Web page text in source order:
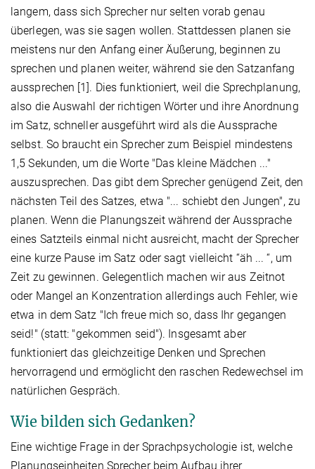
langem, dass sich Sprecher nur selten vorab genau
überlegen, was sie sagen wollen. Stattdessen planen sie
meistens nur den Anfang einer Äußerung, beginnen zu
sprechen und planen weiter, während sie den Satzanfang
aussprechen [1]. Dies funktioniert, weil die Sprechplanung,
also die Auswahl der richtigen Wörter und ihre Anordnung
im Satz, schneller ausgeführt wird als die Aussprache
selbst. So braucht ein Sprecher zum Beispiel mindestens
1,5 Sekunden, um die Worte "Das kleine Mädchen ..."
auszusprechen. Das gibt dem Sprecher genügend Zeit, den
nächsten Teil des Satzes, etwa "... schiebt den Jungen", zu
planen. Wenn die Planungszeit während der Aussprache
eines Satzteils einmal nicht ausreicht, macht der Sprecher
eine kurze Pause im Satz oder sagt vielleicht “äh ... “, um
Zeit zu gewinnen. Gelegentlich machen wir aus Zeitnot
oder Mangel an Konzentration allerdings auch Fehler, wie
etwa in dem Satz "Ich freue mich so, dass Ihr gegangen
seid!" (statt: "gekommen seid"). Insgesamt aber
funktioniert das gleichzeitige Denken und Sprechen
hervorragend und ermöglicht den raschen Redewechsel im
natürlichen Gespräch.
Wie bilden sich Gedanken?
Eine wichtige Frage in der Sprachpsychologie ist, welche
Planungseinheiten Sprecher beim Aufbau ihrer